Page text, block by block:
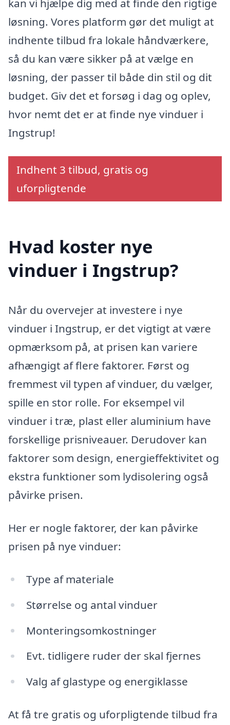
kan vi hjælpe dig med at finde den rigtige
løsning. Vores platform gør det muligt at
indhente tilbud fra lokale håndværkere,
så du kan være sikker på at vælge en
løsning, der passer til både din stil og dit
budget. Giv det et forsøg i dag og oplev,
hvor nemt det er at finde nye vinduer i
Ingstrup!
Indhent 3 tilbud, gratis og
uforpligtende
Hvad koster nye
vinduer i Ingstrup?
Når du overvejer at investere i nye
vinduer i Ingstrup, er det vigtigt at være
opmærksom på, at prisen kan variere
afhængigt af flere faktorer. Først og
fremmest vil typen af vinduer, du vælger,
spille en stor rolle. For eksempel vil
vinduer i træ, plast eller aluminium have
forskellige prisniveauer. Derudover kan
faktorer som design, energieffektivitet og
ekstra funktioner som lydisolering også
påvirke prisen.
Her er nogle faktorer, der kan påvirke
prisen på nye vinduer:
Type af materiale
Størrelse og antal vinduer
Monteringsomkostninger
Evt. tidligere ruder der skal fjernes
Valg af glastype og energiklasse
At få tre gratis og uforpligtende tilbud fra